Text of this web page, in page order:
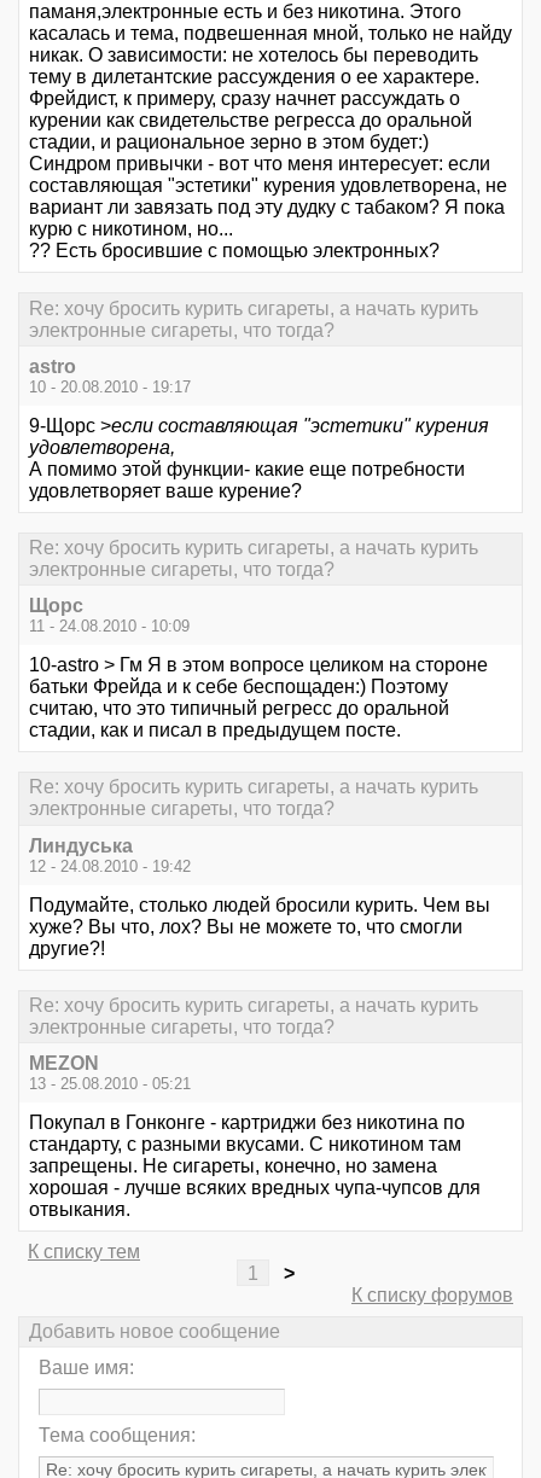
паманя,электронные есть и без никотина. Этого
касалась и тема, подвешенная мной, только не найду
никак. О зависимости: не хотелось бы переводить
тему в дилетантские рассуждения о ее характере.
Фрейдист, к примеру, сразу начнет рассуждать о
курении как свидетельстве регресса до оральной
стадии, и рациональное зерно в этом будет:)
Синдром привычки - вот что меня интересует: если
составляющая "эстетики" курения удовлетворена, не
вариант ли завязать под эту дудку с табаком? Я пока
курю с никотином, но...
?? Есть бросившие с помощью электронных?
Re: хочу бросить курить сигареты, а начать курить
электронные сигареты, что тогда?
astro
10 - 20.08.2010 - 19:17
9-Щорс >если составляющая "эстетики" курения
удовлетворена,
А помимо этой функции- какие еще потребности
удовлетворяет ваше курение?
Re: хочу бросить курить сигареты, а начать курить
электронные сигареты, что тогда?
Щорс
11 - 24.08.2010 - 10:09
10-astro > Гм Я в этом вопросе целиком на стороне
батьки Фрейда и к себе беспощаден:) Поэтому
считаю, что это типичный регресс до оральной
стадии, как и писал в предыдущем посте.
Re: хочу бросить курить сигареты, а начать курить
электронные сигареты, что тогда?
Линдуська
12 - 24.08.2010 - 19:42
Подумайте, столько людей бросили курить. Чем вы
хуже? Вы что, лох? Вы не можете то, что смогли
другие?!
Re: хочу бросить курить сигареты, а начать курить
электронные сигареты, что тогда?
MEZON
13 - 25.08.2010 - 05:21
Покупал в Гонконге - картриджи без никотина по
стандарту, с разными вкусами. С никотином там
запрещены. Не сигареты, конечно, но замена
хорошая - лучше всяких вредных чупа-чупсов для
отвыкания.
К списку тем
1
>
К списку форумов
Добавить новое сообщение
Ваше имя:
Тема сообщения: